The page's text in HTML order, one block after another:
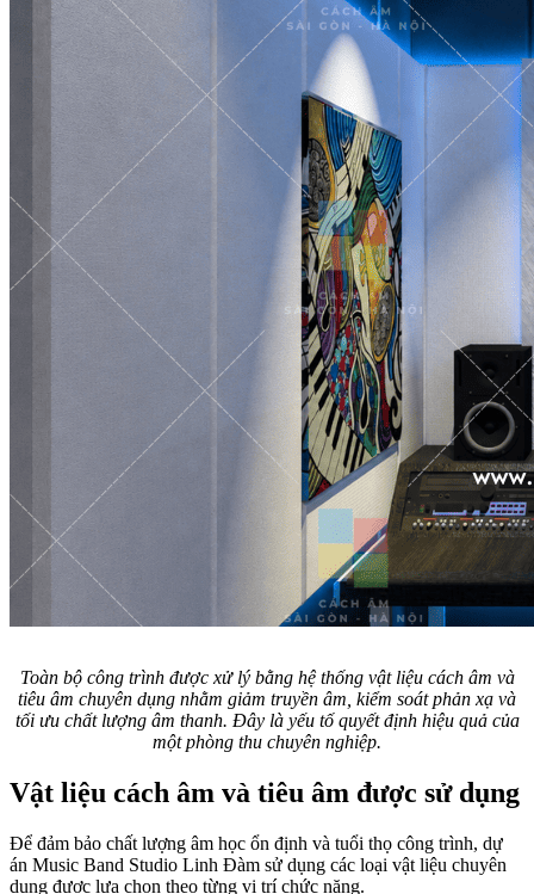
Toàn bộ công trình được xử lý bằng hệ thống vật liệu cách âm và
tiêu âm chuyên dụng nhằm giảm truyền âm, kiểm soát phản xạ và
tối ưu chất lượng âm thanh. Đây là yếu tố quyết định hiệu quả của
một phòng thu chuyên nghiệp.
Vật liệu cách âm và tiêu âm được sử dụng
Để đảm bảo chất lượng âm học ổn định và tuổi thọ công trình, dự
án Music Band Studio Linh Đàm sử dụng các loại vật liệu chuyên
dụng được lựa chọn theo từng vị trí chức năng.